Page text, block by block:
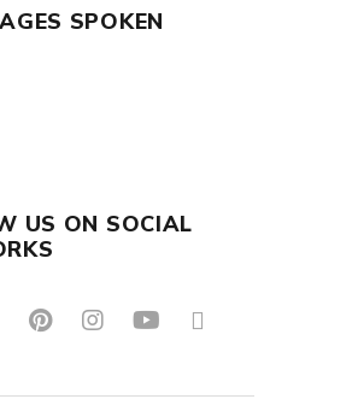
SPOKEN
US ON SOCIAL